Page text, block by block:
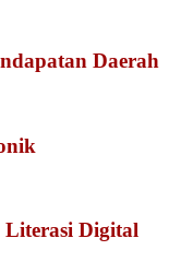
Daerah
Literasi Digital